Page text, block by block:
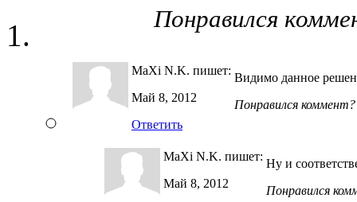
Понравился
MaXi N.K. пишет:
Май 8, 2012
Ответить
Видимо данное
Понравился коммент?
MaXi N.K. пишет:
Май 8, 2012
Ну и
Понравился